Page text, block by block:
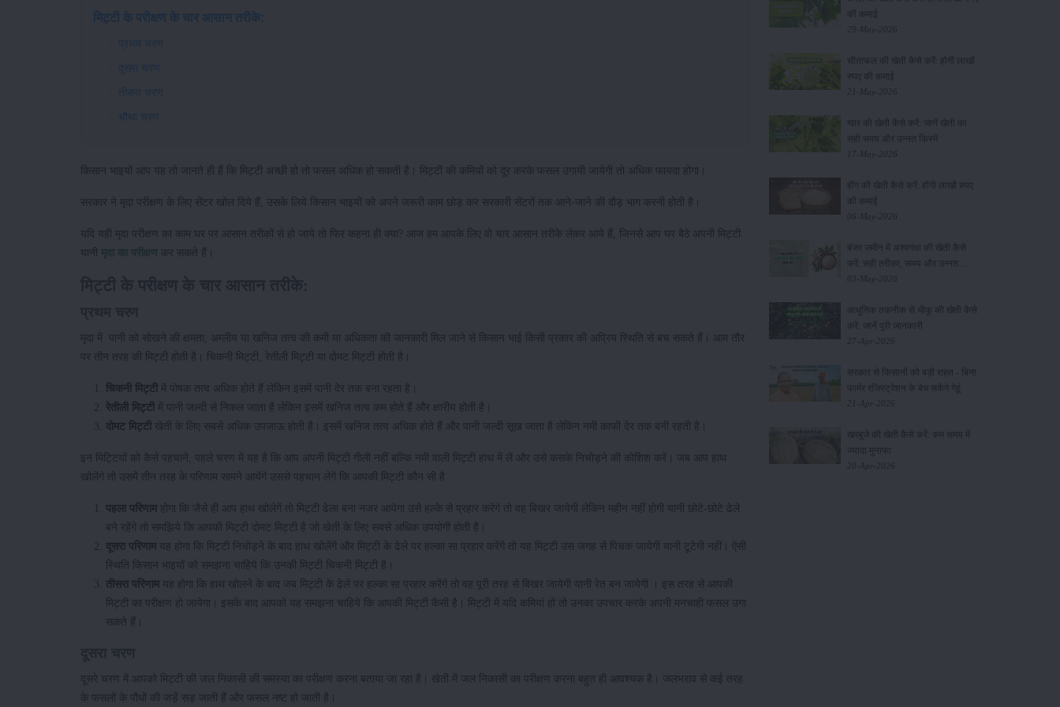
मिट्टी के परीक्षण के चार आसान तरीके:
प्रथम चरण
दूसरा चरण
तीसरा चरण
चौथा चरण
किसान भाइयों आप यह तो जानते ही हैं कि मिट्टी अच्छी हो तो फसल अधिक हो सकती है। मिट्टी की कमियों को दूर करके फसल उगायी जायेगी तो अधिक फायदा होगा।
सरकार ने मृदा परीक्षण के लिए सेंटर खोल दिये हैं, उसके लिये किसान भाइयों को अपने जरूरी काम छोड़ कर सरकारी सेंटरों तक आने-जाने की दौड़ भाग करनी होती है।
यदि यही मृदा परीक्षण का काम घर पर आसान तरीकों से हो जाये तो फिर कहना ही क्या? आज हम आपके लिए वो चार आसान तरीके लेकर आये हैं, जिनसे आप घर बैठे अपनी मिट्टी
यानी मृदा का परीक्षण कर सकते हैं।
मृदा में पानी को सोखने की क्षमता, अम्लीय या खनिज तत्व की कमी या अधिकता की जानकारी मिल जाने से किसान भाई किसी प्रकार की अप्रिय स्थिति से बच सकते हैं। आम तौर
पर तीन तरह की मिट्टी होती है। चिकनी मिट्टी, रेतीली मिट्टी या दोमट मिट्टी होती है।
चिकनी मिट्टी में पोषक तत्व अधिक होते हैं लेकिन इसमें पानी देर तक बना रहता है।
रेतीली मिट्टी में पानी जल्दी से निकल जाता है लेकिन इसमें खनिज तत्व कम होते हैं और क्षारीय होती है।
दोमट मिट्टी खेती के लिए सबसे अधिक उपजाऊ होती है। इसमें खनिज तत्व अधिक होते हैं और पानी जल्दी सूख जाता है लेकिन नमी काफी देर तक बनी रहती है।
इन मिट्टियों को कैसे पहचानें, पहले चरण में यह है कि आप अपनी मिट्टी गीली नहीं बल्कि नमी वाली मिट्टी हाथ में लें और उसे कसके निचोड़ने की कोशिश करें। जब आप हाथ
खोलेंगे तो उसमें तीन तरह के परिणाम सामने आयेंगे उससे पहचान लेगें कि आपकी मिट्टी कौन सी है
पहला परिणामहोगा कि जैसे ही आप हाथ खोलेगें तो मिट्टी ढेला बना नजर आयेगा उसे हल्के से प्रहार करेंगे तो वह बिखर जायेगी लेकिन महीन नहीं होगी यानी छोटे-छोटे ढेले
बने रहेंगे तो समझिये कि आपकी मिट्टी दोमट मिट्टी है जो खेती के लिए सबसे अधिक उपयोगी होती है।
दूसरा परिणामयह होगा कि मिट्टी निचोड़ने के बाद हाथ खोलेंगे और मिट्टी के ढेले पर हल्का सा प्रहार करेंगे तो यह मिट्टी उस जगह से पिचक जायेगी यानी टूटेगी नहीं। ऐसी
स्थिति किसान भाइयों को समझना चाहिये कि उनकी मिट्टी चिकनी मिट्टी है।
तीसरा परिणामयह होगा कि हाथ खोलने के बाद जब मिट्टी के ढेले पर हल्का सा प्रहार करेंगे तो वह पूरी तरह से बिखर जायेगी यानी रेत बन जायेगी । इस तरह से आपकी
मिट्टी का परीक्षण हो जायेगा। इसके बाद आपको यह समझना चाहिये कि आपकी मिट्टी कैसी है। मिट्टी में यदि कमियां हों तो उनका उपचार करके अपनी मनचाही फसल उगा
सकते हैं।
दूसरे चरण में आपको मिट्टी की जल निकासी की समस्या का परीक्षण करना बताया जा रहा है। खेती में जल निकासी का परीक्षण करना बहुत ही आवश्यक है। जलभराव से कई तरह
के फसलों के पौधों की जड़ें सड़ जाती हैं और फसल नष्ट हो जाती है।
की कमाई
29-May-2026
सीताफल की खेती कैसे करें: होगी लाखों
रुपए की कमाई
21-May-2026
ग्वार की खेती कैसे करें: जानें खेती का
सही समय और उन्नत किस्में
17-May-2026
हींग की खेती कैसे करें: होंगी लाखों रुपए
की कमाई
06-May-2026
बंजर जमीन में अश्वगंधा की खेती कैसे
करें: सही तरीका, समय और उन्नत
तकनीकें
03-May-2026
आधुनिक तकनीक से चीकू की खेती कैसे
करें: जानें पूरी जानकारी
27-Apr-2026
सरकार से किसानों को बड़ी राहत - बिना
फार्मर रजिस्ट्रेशन के बेच सकेंगे गेहूं
21-Apr-2026
खरबूजे की खेती कैसे करें: कम समय में
ज्यादा मुनाफा
20-Apr-2026